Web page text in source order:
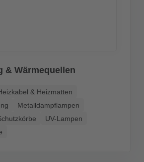
& Wärmequellen
& Heizmatten
Metalldampflampen
UV-Lampen